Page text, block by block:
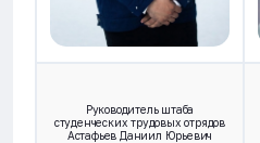
Руководитель штаба
студенческих трудовых отрядов
Астафьев Даниил Юрьевич